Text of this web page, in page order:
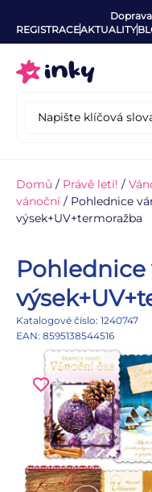
REGISTRACEAKTUALITY
Domů / Právě letí! /
vánoční / Pohlednice
výsek+UV+termoražba
Pohlednice
Katalogové číslo: 1240747
EAN: 8595138544516